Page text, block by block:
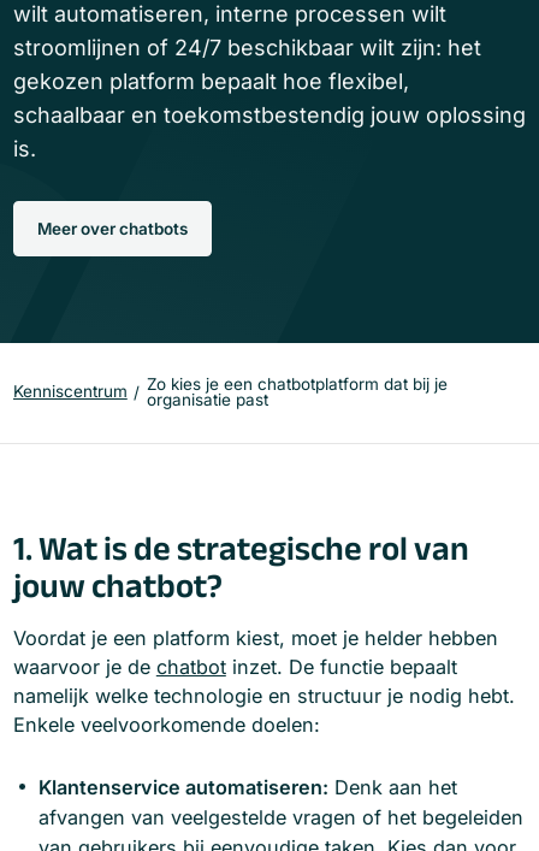
wilt automatiseren, interne processen wilt
stroomlijnen of 24/7 beschikbaar wilt zijn: het
gekozen platform bepaalt hoe flexibel,
schaalbaar en toekomstbestendig jouw oplossing
is.
Meer over chatbots
Kenniscentrum
Zo kies je een chatbotplatform dat bij je
organisatie past
1. Wat is de strategische rol van
jouw chatbot?
Voordat je een platform kiest, moet je helder hebben
waarvoor je de chatbotinzet. De functie bepaalt
namelijk welke technologie en structuur je nodig hebt.
Enkele veelvoorkomende doelen:
Klantenservice automatiseren: Denk aan het
afvangen van veelgestelde vragen of het begeleiden